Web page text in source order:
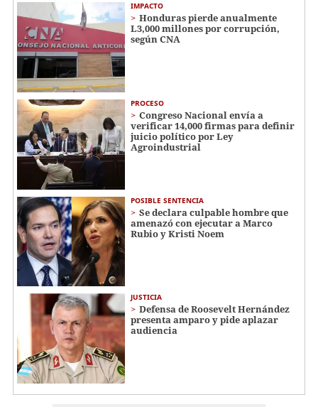
IMPACTO
Honduras pierde anualmente
L3,000 millones por corrupción,
según CNA
PROCESO
Congreso Nacional envía a
verificar 14,000 firmas para definir
juicio político por Ley
Agroindustrial
POSIBLE SENTENCIA
Se declara culpable hombre que
amenazó con ejecutar a Marco
Rubio y Kristi Noem
JUSTICIA
Defensa de Roosevelt Hernández
presenta amparo y pide aplazar
audiencia